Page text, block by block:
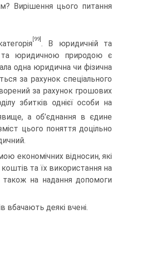
Вирішення цього питання
[99]
. В юридичній та
та юридичною природою є
одна юридична чи фізична
за рахунок спеціального
за рахунок грошових
збитків однієї особи на
а об’єднання в єдине
цього поняття доцільно
економічних відносин, які
та їх використання на
також на надання допомоги
вбачають деякі вчені.